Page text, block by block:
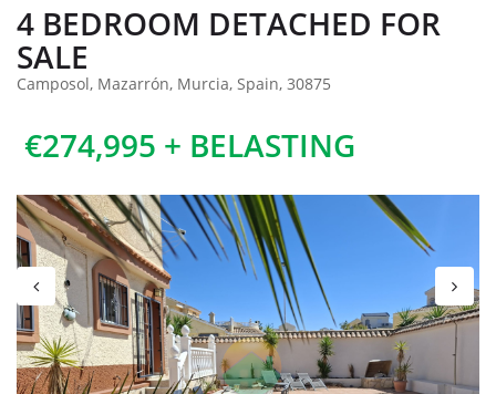
4 BEDROOM DETACHED FOR
SALE
Camposol, Mazarrón, Murcia, Spain, 30875
€274,995 + BELASTING